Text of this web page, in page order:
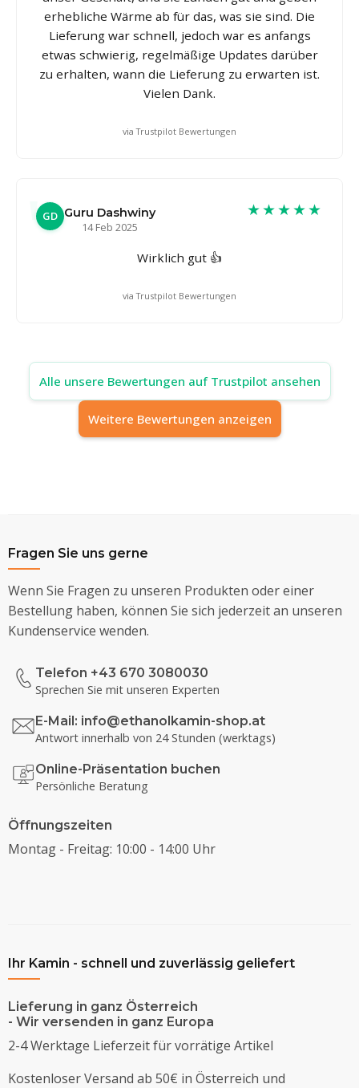
erhebliche Wärme ab für das, was sie sind. Die
Lieferung war schnell, jedoch war es anfangs
etwas schwierig, regelmäßige Updates darüber
zu erhalten, wann die Lieferung zu erwarten ist.
Vielen Dank.
via Trustpilot Bewertungen
GD Guru Dashwiny
14 Feb 2025
★★★★★
Wirklich gut 👍
via Trustpilot Bewertungen
Alle unsere Bewertungen auf Trustpilot ansehen
Weitere Bewertungen anzeigen
Fragen Sie uns gerne
Wenn Sie Fragen zu unseren Produkten oder einer
Bestellung haben, können Sie sich jederzeit an unseren
Kundenservice wenden.
Telefon +43 670 3080030
Sprechen Sie mit unseren Experten
E-Mail: info@ethanolkamin-shop.at
Antwort innerhalb von 24 Stunden (werktags)
Online-Präsentation buchen
Persönliche Beratung
Öffnungszeiten
Montag - Freitag: 10:00 - 14:00 Uhr
Ihr Kamin - schnell und zuverlässig geliefert
Lieferung in ganz Österreich
- Wir versenden in ganz Europa
2-4 Werktage Lieferzeit für vorrätige Artikel
Kostenloser Versand ab 50€ in Österreich und